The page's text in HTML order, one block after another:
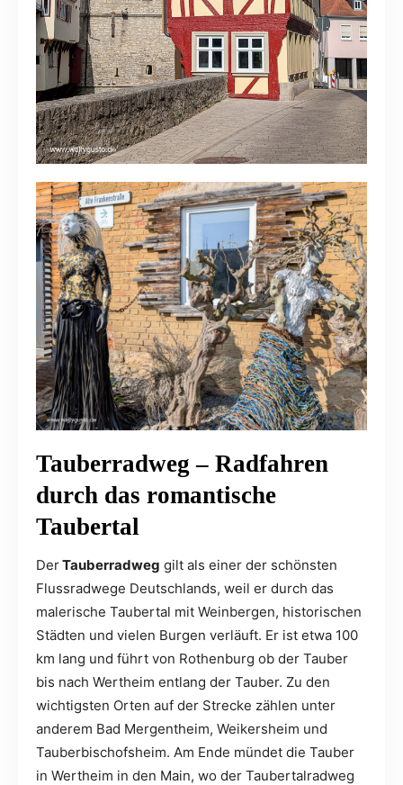
Tauberradweg – Radfahren
durch das romantische
Taubertal
DerTauberradweg gilt als einer der schönsten
Flussradwege Deutschlands, weil er durch das
malerische Taubertal mit Weinbergen, historischen
Städten und vielen Burgen verläuft. Er ist etwa 100
km lang und führt von Rothenburg ob der Tauber
bis nach Wertheim entlang der Tauber. Zu den
wichtigsten Orten auf der Strecke zählen unter
anderem Bad Mergentheim, Weikersheim und
Tauberbischofsheim. Am Ende mündet die Tauber
in Wertheim in den Main, wo der Taubertalradweg